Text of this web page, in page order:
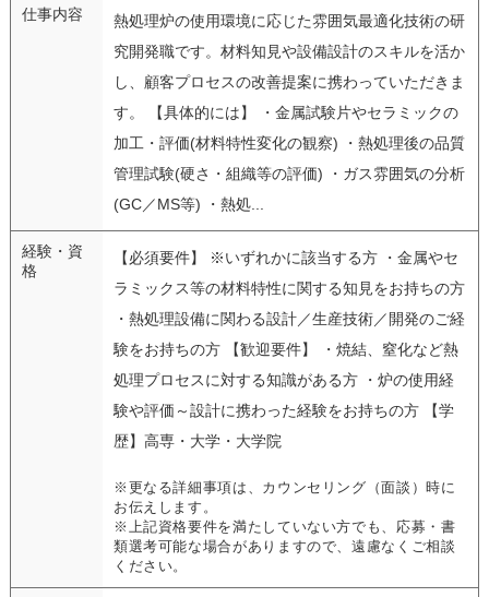
仕事内容
熱処理炉の使用環境に応じた雰囲気最適化技術の研
究開発職です。材料知見や設備設計のスキルを活か
し、顧客プロセスの改善提案に携わっていただきま
す。 【具体的には】 ・金属試験片やセラミックの
加工・評価(材料特性変化の観察) ・熱処理後の品質
管理試験(硬さ・組織等の評価) ・ガス雰囲気の分析
(GC／MS等) ・熱処...
経験・資
格
【必須要件】 ※いずれかに該当する方 ・金属やセ
ラミックス等の材料特性に関する知見をお持ちの方
・熱処理設備に関わる設計／生産技術／開発のご経
験をお持ちの方 【歓迎要件】 ・焼結、窒化など熱
処理プロセスに対する知識がある方 ・炉の使用経
験や評価～設計に携わった経験をお持ちの方 【学
歴】高専・大学・大学院
※更なる詳細事項は、カウンセリング（面談）時に
お伝えします。
※上記資格要件を満たしていない方でも、応募・書
類選考可能な場合がありますので、遠慮なくご相談
ください。